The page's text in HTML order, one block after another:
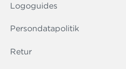
Logoguides
Persondatapolitik
Retur